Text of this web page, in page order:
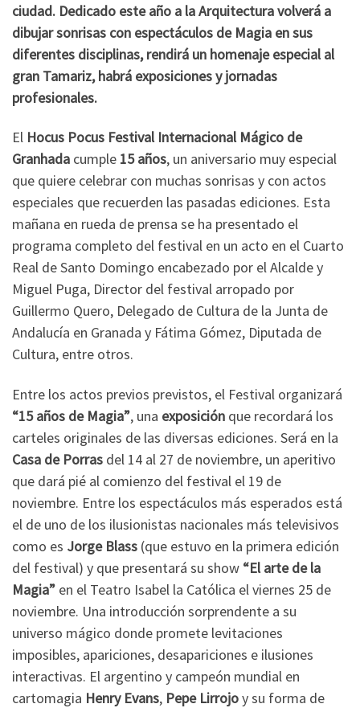
ciudad. Dedicado este año a la Arquitectura volverá a
dibujar sonrisas con espectáculos de Magia en sus
diferentes disciplinas, rendirá un homenaje especial al
gran Tamariz, habrá exposiciones y jornadas
profesionales.
El Hocus Pocus Festival Internacional Mágico de
Granhada cumple 15 años, un aniversario muy especial
que quiere celebrar con muchas sonrisas y con actos
especiales que recuerden las pasadas ediciones. Esta
mañana en rueda de prensa se ha presentado el
programa completo del festival en un acto en el Cuarto
Real de Santo Domingo encabezado por el Alcalde y
Miguel Puga, Director del festival arropado por
Guillermo Quero, Delegado de Cultura de la Junta de
Andalucía en Granada y Fátima Gómez, Diputada de
Cultura, entre otros.
Entre los actos previos previstos, el Festival organizará
“15 años de Magia”, una exposición que recordará los
carteles originales de las diversas ediciones. Será en la
Casa de Porras del 14 al 27 de noviembre, un aperitivo
que dará pié al comienzo del festival el 19 de
noviembre. Entre los espectáculos más esperados está
el de uno de los ilusionistas nacionales más televisivos
como es Jorge Blass (que estuvo en la primera edición
del festival) y que presentará su show “El arte de la
Magia” en el Teatro Isabel la Católica el viernes 25 de
noviembre. Una introducción sorprendente a su
universo mágico donde promete levitaciones
imposibles, apariciones, desapariciones e ilusiones
interactivas. El argentino y campeón mundial en
cartomagia Henry Evans, Pepe Lirrojoy su forma de